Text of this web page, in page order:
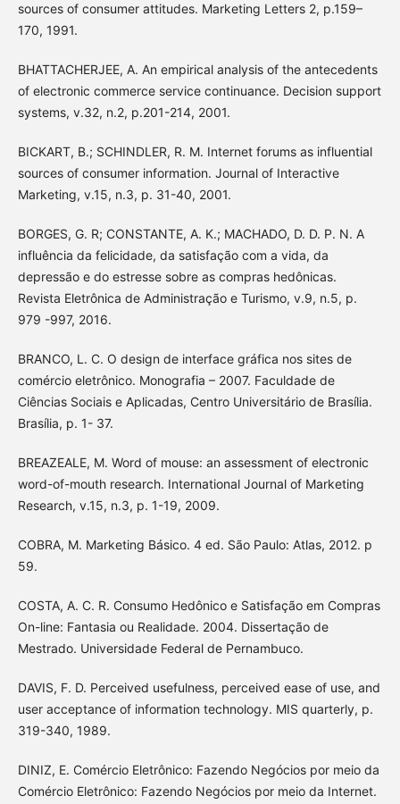
sources of consumer attitudes. Marketing Letters 2, p.159–
170, 1991.
BHATTACHERJEE, A. An empirical analysis of the antecedents
of electronic commerce service continuance. Decision support
systems, v.32, n.2, p.201-214, 2001.
BICKART, B.; SCHINDLER, R. M. Internet forums as influential
sources of consumer information. Journal of Interactive
Marketing, v.15, n.3, p. 31-40, 2001.
BORGES, G. R; CONSTANTE, A. K.; MACHADO, D. D. P. N. A
influência da felicidade, da satisfação com a vida, da
depressão e do estresse sobre as compras hedônicas.
Revista Eletrônica de Administração e Turismo, v.9, n.5, p.
979 -997, 2016.
BRANCO, L. C. O design de interface gráfica nos sites de
comércio eletrônico. Monografia – 2007. Faculdade de
Ciências Sociais e Aplicadas, Centro Universitário de Brasília.
Brasília, p. 1- 37.
BREAZEALE, M. Word of mouse: an assessment of electronic
word-of-mouth research. International Journal of Marketing
Research, v.15, n.3, p. 1-19, 2009.
COBRA, M. Marketing Básico. 4 ed. São Paulo: Atlas, 2012. p
59.
COSTA, A. C. R. Consumo Hedônico e Satisfação em Compras
On-line: Fantasia ou Realidade. 2004. Dissertação de
Mestrado. Universidade Federal de Pernambuco.
DAVIS, F. D. Perceived usefulness, perceived ease of use, and
user acceptance of information technology. MIS quarterly, p.
319-340, 1989.
DINIZ, E. Comércio Eletrônico: Fazendo Negócios por meio da
Comércio Eletrônico: Fazendo Negócios por meio da Internet.